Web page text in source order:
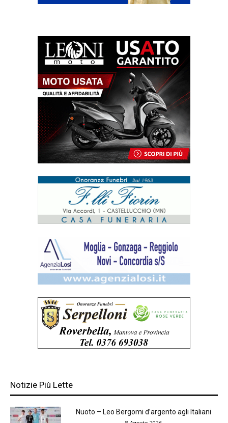
Notizie Più Lette
Nuoto – Leo Bergomi d’argento agli Italiani